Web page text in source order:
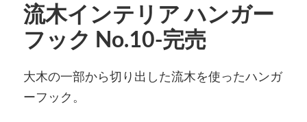
流木インテリア ハンガー
フック No.10-完売
大木の一部から切り出した流木を使ったハンガ
ーフック。